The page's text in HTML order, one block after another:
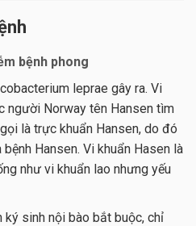
bệnh phong
leprae gây ra. Vi
người Norway tên Hansen tìm
là trực khuẩn Hansen, do đó
Hansen. Vi khuẩn Hasen là
như vi khuẩn lao nhưng yếu
ký sinh nội bào bắt buộc, chỉ